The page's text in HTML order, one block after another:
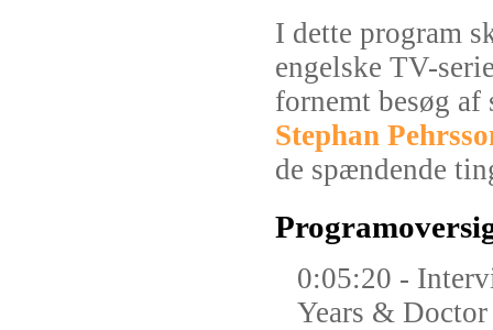
I dette program
engelske TV-
fornemt besøg af
Stephan
de spændende
0:05:20 -
Years &